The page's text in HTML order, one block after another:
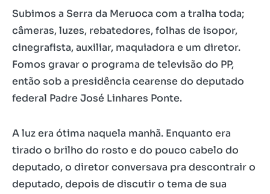
Subimos a Serra da Meruoca com a tralha toda;
câmeras, luzes, rebatedores, folhas de isopor,
cinegrafista, auxiliar, maquiadora e um diretor.
Fomos gravar o programa de televisão do PP,
então sob a presidência cearense do deputado
federal Padre José Linhares Ponte.
A luz era ótima naquela manhã. Enquanto era
tirado o brilho do rosto e do pouco cabelo do
deputado, o diretor conversava pra descontrair o
deputado, depois de discutir o tema de sua